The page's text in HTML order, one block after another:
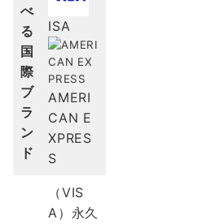
べ
る
国
際
ブ
ラ
ン
ド
ISA
AMERI
CAN E
XPRES
S
（VIS
A）永久